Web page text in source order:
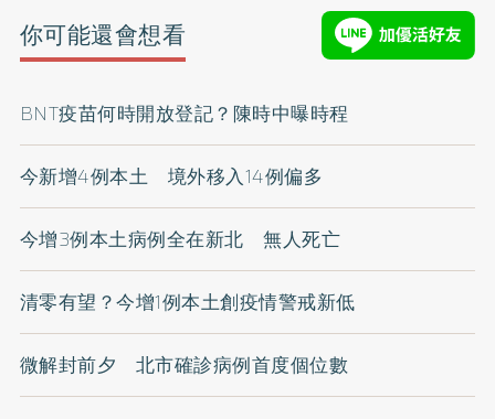
你可能還會想看
BNT疫苗何時開放登記？陳時中曝時程
今新增4例本土 境外移入14例偏多
今增3例本土病例全在新北 無人死亡
清零有望？今增1例本土創疫情警戒新低
微解封前夕 北市確診病例首度個位數